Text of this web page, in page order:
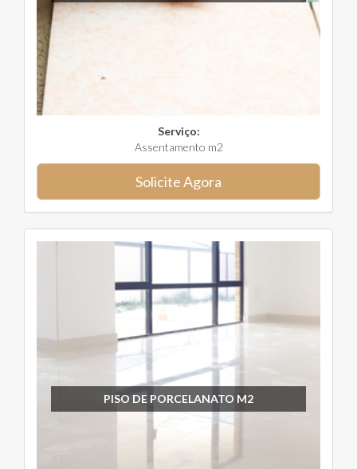
Serviço:
Assentamento m2
Solicite Agora
PISO DE PORCELANATO M2